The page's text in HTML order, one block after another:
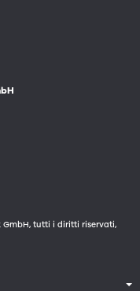
GmbH, tutti i diritti riservati,